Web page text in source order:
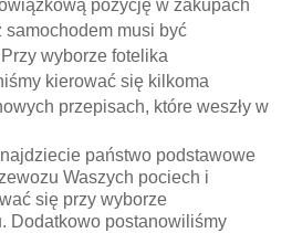
pozycję w zakupach
samochodem musi być
wyborze fotelika
kierować się kilkoma
przepisach, które weszły w
państwo podstawowe
Waszych pociech i
się przy wyborze
. Dodatkowo postanowiliśmy